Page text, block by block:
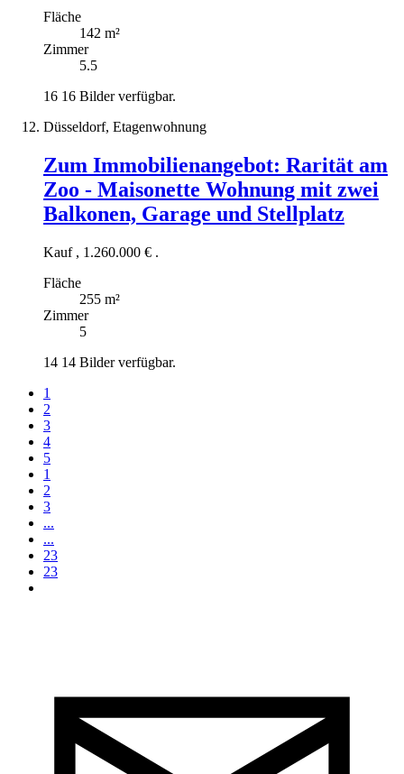
Fläche
142 m²
Zimmer
5.5
16 16 Bilder verfügbar.
Düsseldorf, Etagenwohnung
Zum Immobilienangebot: Rarität am
Zoo - Maisonette Wohnung mit zwei
Balkonen, Garage und Stellplatz
Kauf , 1.260.000 € .
Fläche
255 m²
Zimmer
5
14 14 Bilder verfügbar.
1
2
3
4
5
1
2
3
...
...
23
23